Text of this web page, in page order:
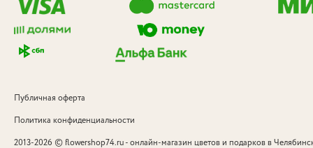
Публичная оферта
Политика конфиденциальности
2013-2026 © flowershop74.ru - онлайн-магазин цветов и подарков в